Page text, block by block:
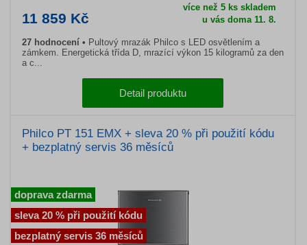
11 859 Kč
více než 5 ks skladem
u vás doma 11. 8.
27 hodnocení
Pultový mrazák Philco s LED osvětlením a
zámkem. Energetická třída D, mrazící výkon 15 kilogramů za den
a c...
Detail produktu
Philco PT 151 EMX + sleva 20 % při použití kódu
+ bezplatný servis 36 měsíců
doprava zdarma
sleva 20 % při použití kódu
bezplatný servis 36 měsíců